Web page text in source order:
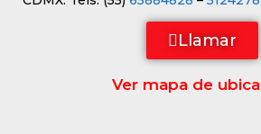
Llamar
Ver mapa de